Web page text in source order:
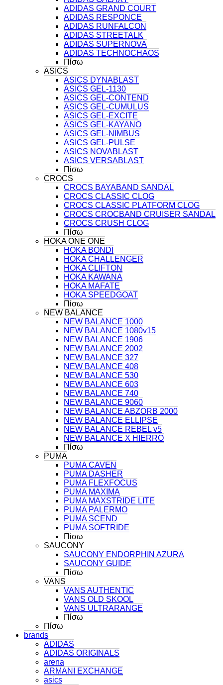
ADIDAS GRAND COURT
ADIDAS RESPONCE
ADIDAS RUNFALCON
ADIDAS STREETALK
ADIDAS SUPERNOVA
ADIDAS TECHNOCHAOS
Πίσω
ASICS
ASICS DYNABLAST
ASICS GEL-1130
ASICS GEL-CONTEND
ASICS GEL-CUMULUS
ASICS GEL-EXCITE
ASICS GEL-KAYANO
ASICS GEL-NIMBUS
ASICS GEL-PULSE
ASICS NOVABLAST
ASICS VERSABLAST
Πίσω
CROCS
CROCS BAYABAND SANDAL
CROCS CLASSIC CLOG
CROCS CLASSIC PLATFORM CLOG
CROCS CROCBAND CRUISER SANDAL
CROCS CRUSH CLOG
Πίσω
HOKA ONE ONE
HOKA BONDI
HOKA CHALLENGER
HOKA CLIFTON
HOKA KAWANA
HOKA MAFATE
HOKA SPEEDGOAT
Πίσω
NEW BALANCE
NEW BALANCE 1000
NEW BALANCE 1080v15
NEW BALANCE 1906
NEW BALANCE 2002
NEW BALANCE 327
NEW BALANCE 408
NEW BALANCE 530
NEW BALANCE 603
NEW BALANCE 740
NEW BALANCE 9060
NEW BALANCE ABZORB 2000
NEW BALANCE ELLIPSE
NEW BALANCE REBEL v5
NEW BALANCE X HIERRO
Πίσω
PUMA
PUMA CAVEN
PUMA DASHER
PUMA FLEXFOCUS
PUMA MAXIMA
PUMA MAXSTRIDE LITE
PUMA PALERMO
PUMA SCEND
PUMA SOFTRIDE
Πίσω
SAUCONY
SAUCONY ENDORPHIN AZURA
SAUCONY GUIDE
Πίσω
VANS
VANS AUTHENTIC
VANS OLD SKOOL
VANS ULTRARANGE
Πίσω
Πίσω
brands
ADIDAS
ADIDAS ORIGINALS
arena
ARMANI EXCHANGE
asics